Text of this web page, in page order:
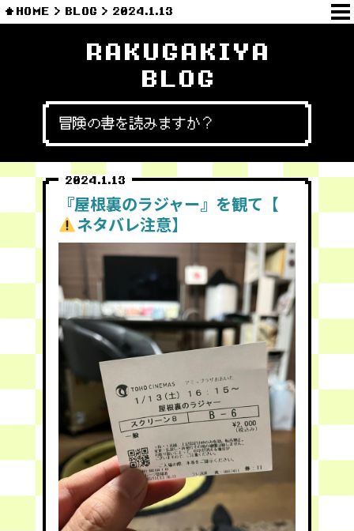
HOME BLOG 2024.1.13
RAKUGAKIYA
BLOG
冒険の書を読みますか？
2024.1.13
『屋根裏のラジャー』を観て【
ネタバレ注意】